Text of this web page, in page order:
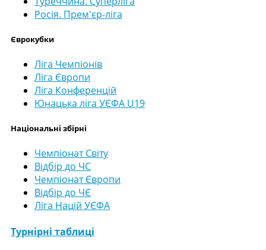
Росія. Прем'єр-ліга
Єврокубки
Ліга Чемпіонів
Ліга Європи
Ліга Конференцій
Юнацька ліга УЄФА U19
Національні збірні
Чемпіонат Світу
Відбір до ЧС
Чемпіонат Європи
Відбір до ЧЄ
Ліга Націй УЄФА
Турнірні таблиці